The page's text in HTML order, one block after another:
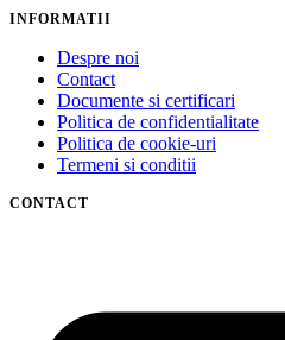
INFORMATII
Despre noi
Contact
Documente si certificari
Politica de confidentialitate
Politica de cookie-uri
Termeni si conditii
CONTACT